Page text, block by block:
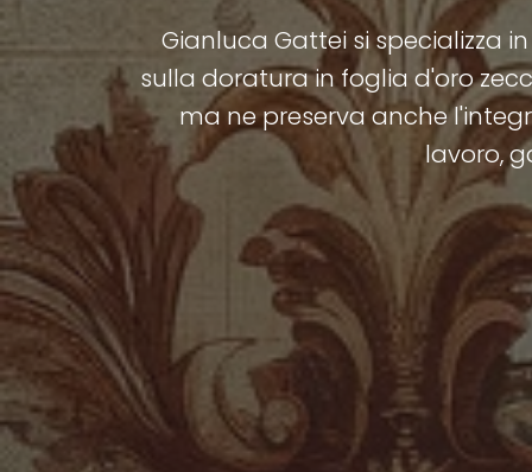
Gianluca Gattei si specializza
sulla doratura in foglia d'oro
ma ne preserva anche
lavoro,